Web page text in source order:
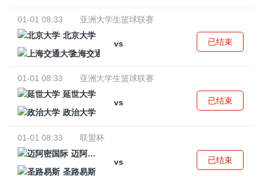
01-01 08:33
亚洲大学生篮球联赛
北京大学
vs
上海交通大学
已结束
01-01 08:33
亚洲大学生篮球联赛
延世大学
vs
政治大学
已结束
01-01 08:33
联盟杯
迈阿密国际
vs
圣路易斯
已结束